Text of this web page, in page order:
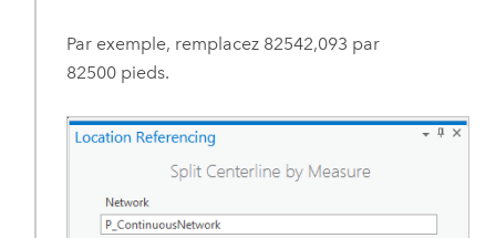
Par exemple, remplacez 82542,093 par
82500 pieds.